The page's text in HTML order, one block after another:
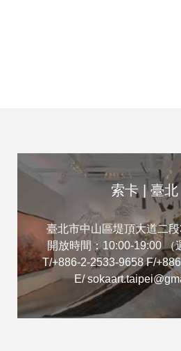
索卡 | 臺北
臺北市中山區堤頂大道二
開放時間：10:00-19:00 （
T/+886-2-2533-9658 F/
E/